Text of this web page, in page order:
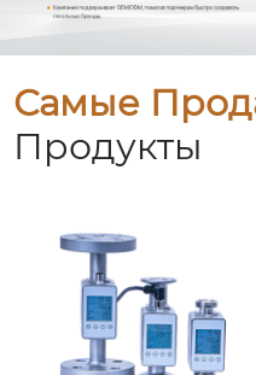
Самые
Продукты